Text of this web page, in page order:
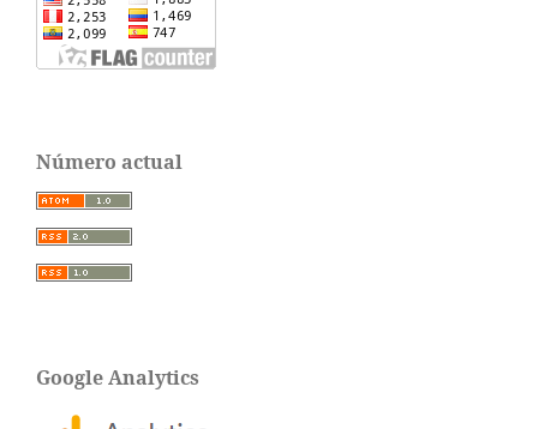
Número actual
Google Analytics